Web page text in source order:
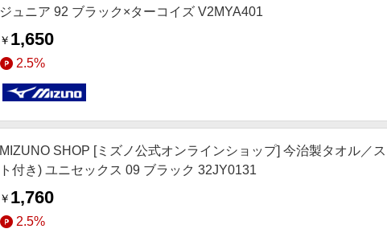
ジュニア 92 ブラック×ターコイズ V2MYA401
￥ 1,650
2.5%
MIZUNO SHOP [ミズノ公式オンラインショップ] 今治製タオル／
ト付き) ユニセックス 09 ブラック 32JY0131
￥ 1,760
2.5%